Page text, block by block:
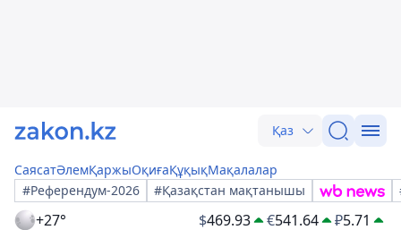
Қаз
СаясатӘлемҚаржыОқиғаҚұқықМақалалар
#Референдум-2026
#Қазақстан мақтанышы
+27° $469.93 €541.64 ₽5.71